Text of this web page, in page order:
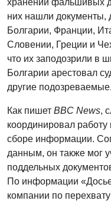
хранении фальшивых
них нашли документы,
Болгарии, Франции,
Словении, Греции и
что их заподозрили в
Болгарии арестовал
другие подозреваемые.
Как пишет BBC News,
координировал
сборе информации.
данным, он также мог
поддельных
По информации
компании по